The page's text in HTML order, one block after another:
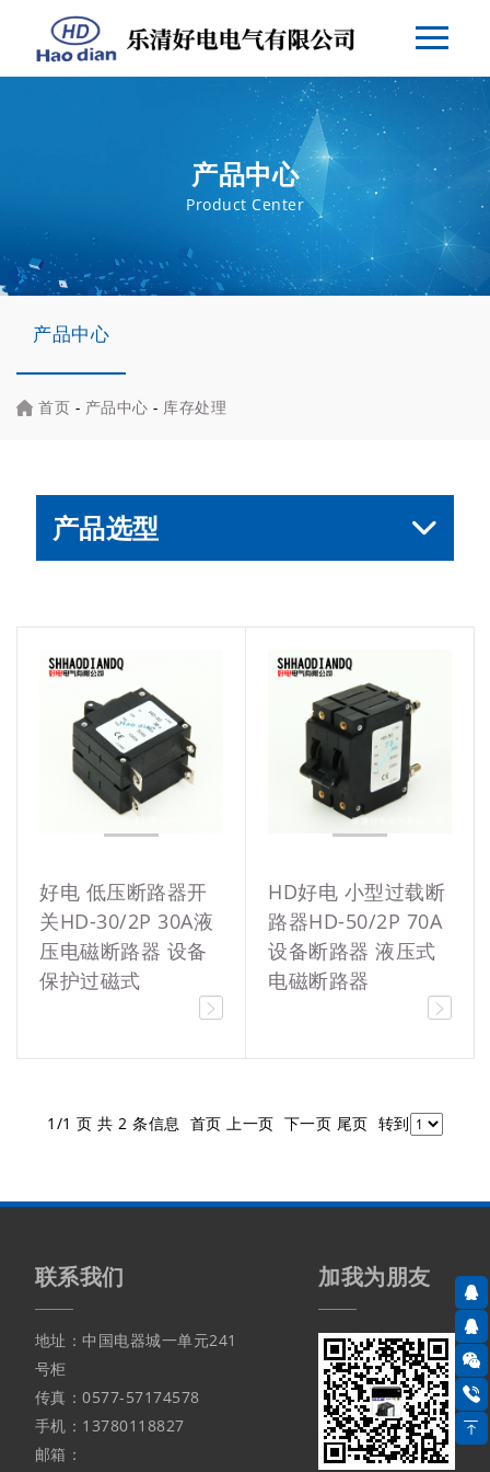
产品中心
Product Center
产品中心
首页 - 产品中心 - 库存处理
产品选型
好电 低压断路器开
关HD-30/2P 30A液
压电磁断路器 设备
保护过磁式
HD好电 小型过载断
路器HD-50/2P 70A
设备断路器 液压式
电磁断路器
1/1 页 共 2 条信息 首页 上一页 下一页 尾页 转到
联系我们
地址：中国电器城一单元241
号柜
传真：0577-57174578
手机：13780118827
邮箱：
加我为朋友